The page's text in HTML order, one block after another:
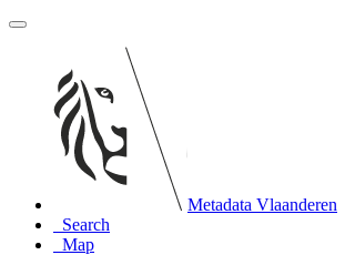
Metadata Vlaanderen
Search
Map